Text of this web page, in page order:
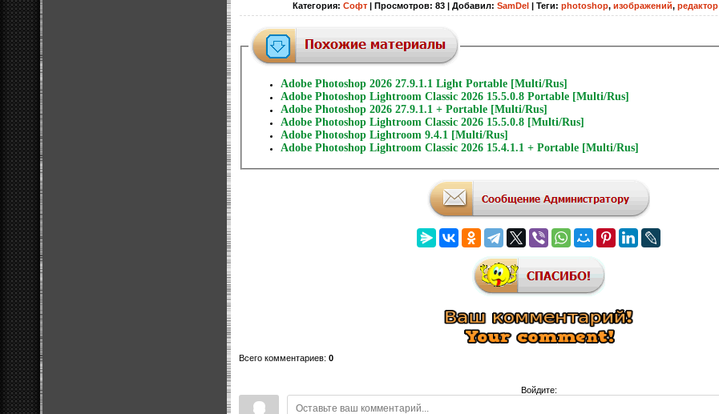
Категория: Софт| Просмотров: 83| Добавил: SamDel Теги: photoshop, изображений, редактор
Adobe Photoshop 2026 27.9.1.1 Light Portable [Multi/Rus]
Adobe Photoshop Lightroom Classic 2026 15.5.0.8 Portable [Multi/Rus]
Adobe Photoshop 2026 27.9.1.1 + Portable [Multi/Rus]
Adobe Photoshop Lightroom Classic 2026 15.5.0.8 [Multi/Rus]
Adobe Photoshop Lightroom 9.4.1 [Multi/Rus]
Adobe Photoshop Lightroom Classic 2026 15.4.1.1 + Portable [Multi/Rus]
Всего комментариев: 0
Войдите: